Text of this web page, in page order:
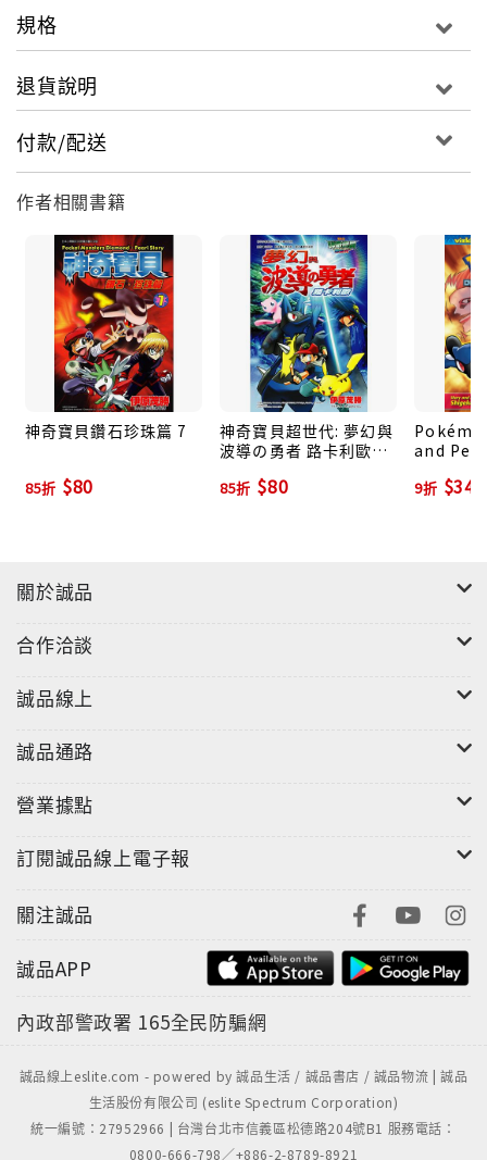
規格
退貨說明
付款/配送
作者相關書籍
神奇寶貝鑽石珍珠篇 7
85折 $80
神奇寶貝超世代: 夢幻與
波導の勇者 路卡利歐
85折 $80
and
9折 $342
關於誠品
合作洽談
誠品線上
誠品通路
營業據點
訂閱誠品線上電子報
關注誠品
誠品APP
內政部警政署 165全民防騙網
誠品線上eslite.com - powered by 誠品生活 / 誠品書店 / 誠品物流 | 誠品
生活股份有限公司 (eslite Spectrum Corporation)
統一編號：27952966 | 台灣台北市信義區松德路204號B1 服務電話：
0800-666-798／+886-2-8789-8921